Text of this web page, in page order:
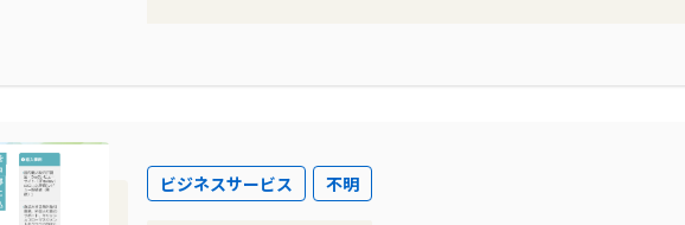
りました。これにより、計画をしっかりと立て、実績を測定し、フィードバック
が確立され、業務の効率化と質の向上が実現されました。
ビジネスサービス 不明